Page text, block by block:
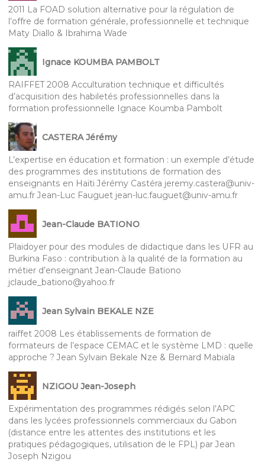
2011 La FOAD solution alternative pour la régulation de
l’offre de formation générale, professionnelle et technique
Maty Diallo & Ibrahima Wade
Ignace KOUMBA PAMBOLT
RAIFFET 2008 Acculturation technique et difficultés
d’acquisition des habiletés professionnelles dans la
formation professionnelle Ignace Koumba Pambolt
CASTERA Jérémy
L’expertise en éducation et formation : un exemple d’étude
des programmes des institutions de formation des
enseignants en Haïti Jérémy Castéra jeremy.castera@univ-
amu.fr Jean-Luc Fauguet jean-luc.fauguet@univ-amu.fr
Jean-Claude BATIONO
Plaidoyer pour des modules de didactique dans les UFR au
Burkina Faso : contribution à la qualité de la formation au
métier d’enseignant Jean-Claude Bationo
jclaude_bationo@yahoo.fr
Jean Sylvain BEKALE NZE
raiffet 2008 Les établissements de formation de
formateurs de l’espace CEMAC et le système LMD : quelle
approche ? Jean Sylvain Bekale Nze & Bernard Mabiala
NZIGOU Jean-Joseph
Expérimentation des programmes rédigés selon l’APC
dans les lycées professionnels commerciaux du Gabon
(distance entre les attentes des institutions et les
pratiques pédagogiques, utilisation de le FPL) par Jean
Joseph Nzigou